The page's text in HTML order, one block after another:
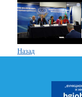
Назад